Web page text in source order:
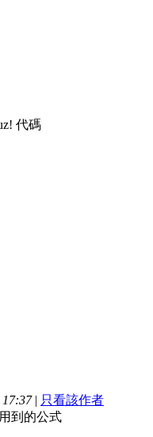
代碼
| 只看該作者
到的公式